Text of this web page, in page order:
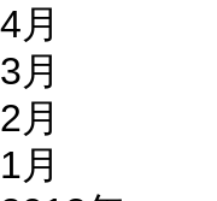
4月
3月
2月
1月